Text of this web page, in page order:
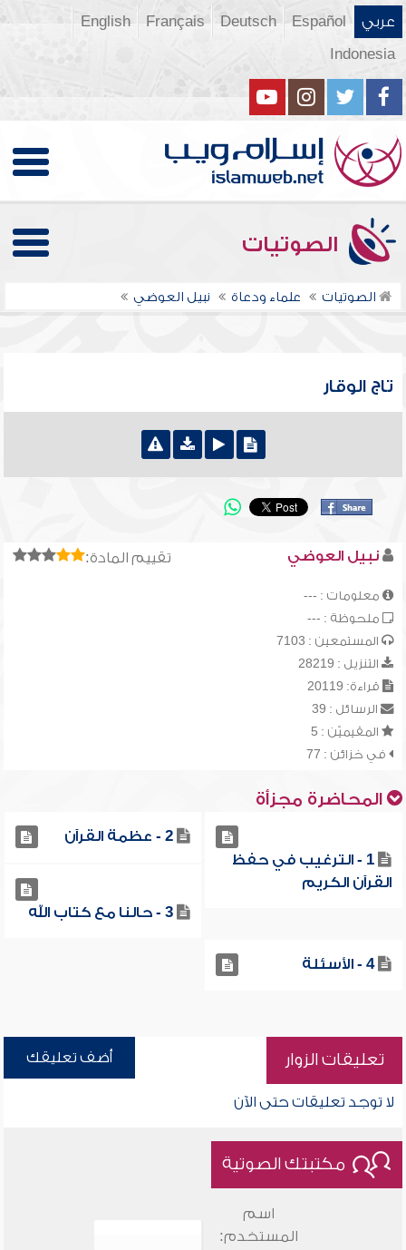
عربي Español
Deutsch
Français
English
Indonesia
الصوتيات
الصوتيات علماء ودعاة نبيل العوضي
تاج الوقار
تقييم المادة: نبيل العوضي
معلومات : ---
ملحوظة : ---
المستمعين : 7103
التنزيل : 28219
قراءة: 20119
الرسائل : 39
المقيميّن : 5
في خزائن : 77
المحاضرة مجزأة
1 - الترغيب في حفظ
القرآن الكريم
2 - عظمة القرآن
3 - حالنا مع كتاب الله
4 - الأسئلة
تعليقات الزوار أضف تعليقك
لا توجد تعليقات حتى الآن
مكتبتك الصوتية
اسم
المستخدم: